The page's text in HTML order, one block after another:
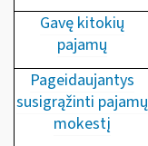
Gavę kitokių
pajamų
Pageidaujantys
susigrąžinti pajamų
mokestį